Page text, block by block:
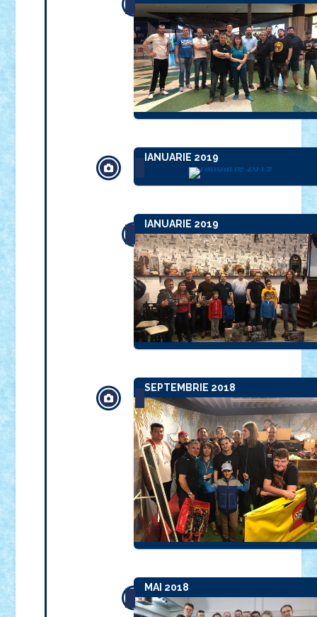
IANUARIE 2019
IANUARIE 2019
SEPTEMBRIE 2018
MAI 2018